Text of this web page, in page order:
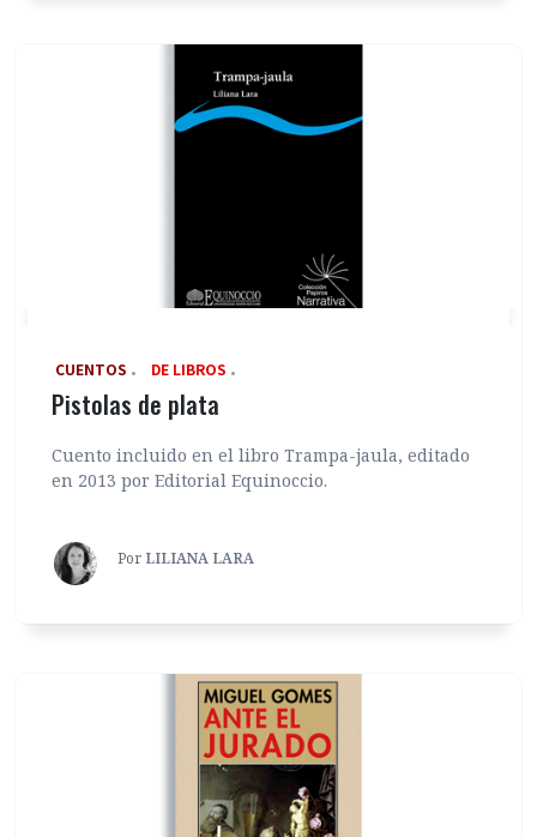
‎ CUENTOS DE LIBROS
Pistolas de plata
Cuento incluido en el libro Trampa-jaula, editado
en 2013 por Editorial Equinoccio.
Por LILIANA LARA